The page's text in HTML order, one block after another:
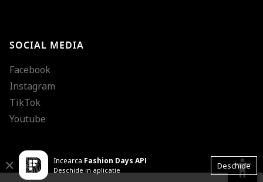
SOCIAL MEDIA
Facebook
Instagram
TikTok
Youtube
Incearca Fashion Days APP
Deschide in aplicatie Deschide
Close accessibility
Cursor mare